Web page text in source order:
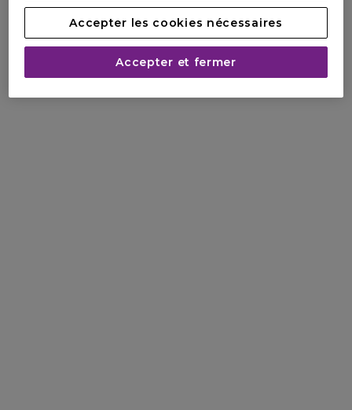
Accepter les cookies nécessaires
Accepter et fermer